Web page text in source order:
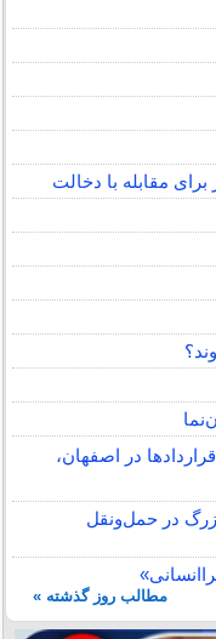
مقابله با دخالت
در اصفهان،
بزرگ در حمل‌ونقل
مطالب روز گذشته »